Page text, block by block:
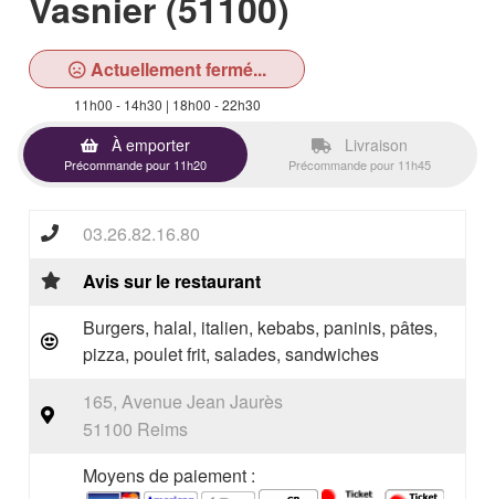
Actuellement fermé...
11h00 - 14h30 | 18h00 - 22h30
À emporter
Précommande pour 11h20
Livraison
Précommande pour 11h45
03.26.82.16.80
Avis sur le restaurant
Burgers, halal, italien, kebabs, paninis, pâtes,
pizza, poulet frit, salades, sandwiches
165, Avenue Jean Jaurès
51100 Reims
Moyens de paiement :